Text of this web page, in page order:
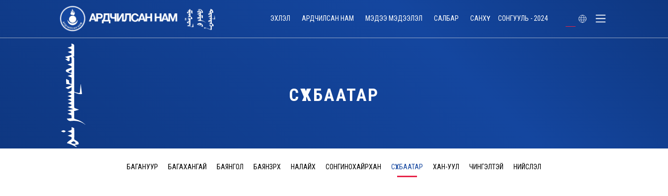
ЭХЛЭЛ АРДЧИЛСАН НАМ МЭДЭЭ МЭДЭЭЛЭЛ САЛБАР САНХҮҮ СОНГУУЛЬ - 2024
СҮХБААТАР
БАГАНУУР БАГАХАНГАЙ БАЯНГОЛ БАЯНЗҮРХ НАЛАЙХ СОНГИНОХАЙРХАН СҮХБААТАР ХАН-УУЛ ЧИНГЭЛТЭЙ НИЙСЛЭЛ